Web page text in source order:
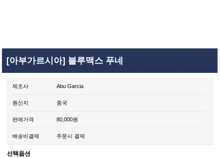
[아부가르시아] 블루맥스 푸네
제조사 Abu Garcia
원산지 중국
판매가격 80,000원
배송비결제 주문시 결제
선택옵션